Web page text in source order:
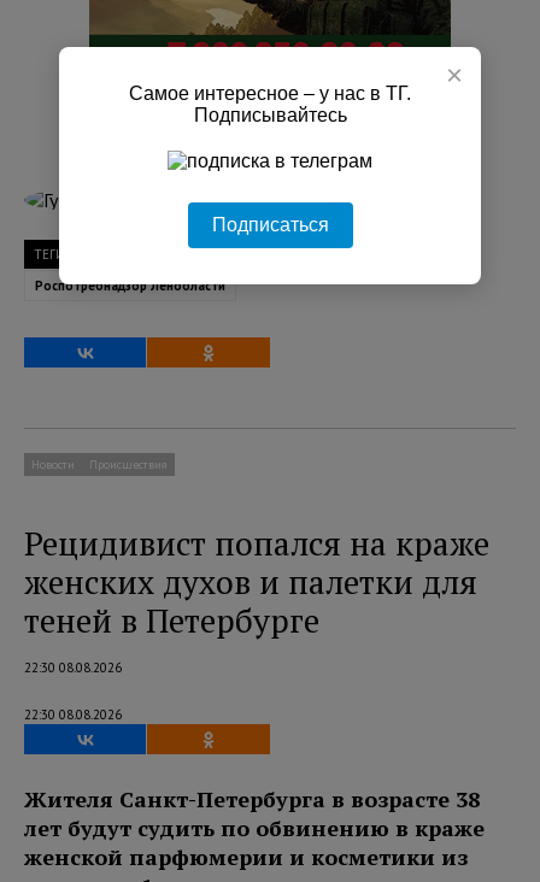
Гузель Галимова
ТЕГИ
Роспотребнадзор Ленобласти
Новости Происшествия
Рецидивист попался на краже
женских духов и палетки для
теней в Петербурге
22:30 08.08.2026
22:30 08.08.2026
Жителя Санкт-Петербурга в возрасте 38
лет будут судить по обвинению в краже
женской парфюмерии и косметики из
×
Самое интересное – у нас в ТГ.
Подписывайтесь
Подписаться